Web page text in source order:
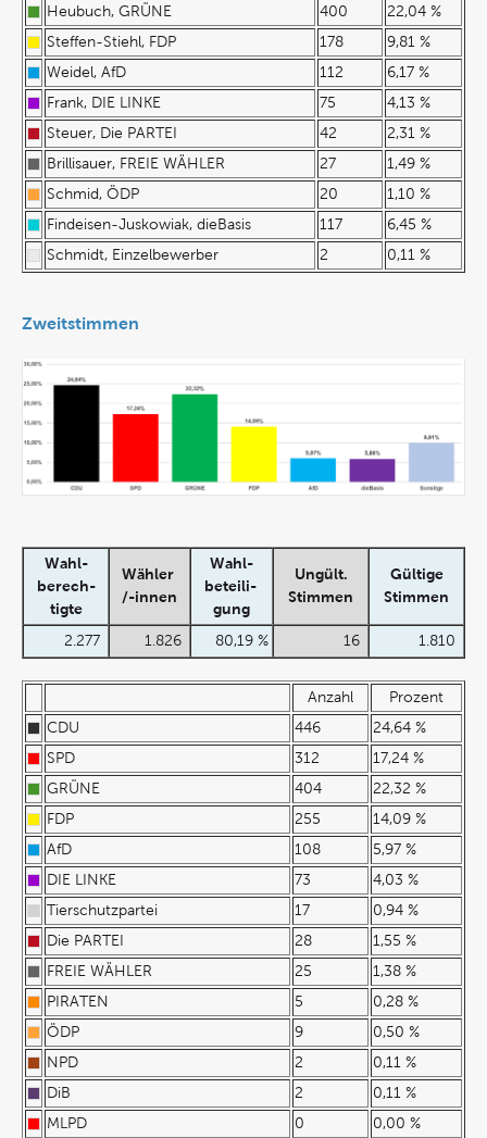
Heubuch, GRÜNE
400
22,04 %
Steffen-Stiehl, FDP
178
9,81 %
Weidel, AfD
112
6,17 %
Frank, DIE LINKE
75
4,13 %
Steuer, Die PARTEI
42
2,31 %
Brillisauer, FREIE WÄHLER
27
1,49 %
Schmid, ÖDP
20
1,10 %
Findeisen-Juskowiak, dieBasis
117
6,45 %
Schmidt, Einzelbewerber
2 0,11 %
Zweitstimmen
Wahl-
berech-
tigte
Wähler
/-innen
Wahl-
beteili-
gung
Ungült.
Stimmen
Gültige
Stimmen
2.277 1.826 80,19 % 16 1.810
Anzahl
Prozent
CDU
446
24,64 %
SPD
312
17,24 %
GRÜNE
404
22,32 %
FDP
255
14,09 %
AfD
108
5,97 %
DIE LINKE
73
4,03 %
Tierschutzpartei
17
0,94 %
Die PARTEI
28
1,55 %
FREIE WÄHLER
25
1,38 %
PIRATEN
5
0,28 %
ÖDP
9
0,50 %
NPD
2
0,11 %
DiB
2
0,11 %
MLPD
0
0,00 %